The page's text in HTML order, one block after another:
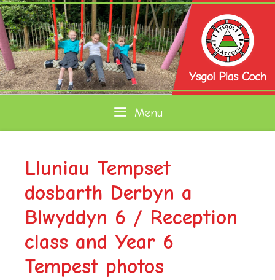
Skip
to
content
Menu
Lluniau Tempset
dosbarth Derbyn a
Blwyddyn 6 / Reception
class and Year 6
Tempest photos